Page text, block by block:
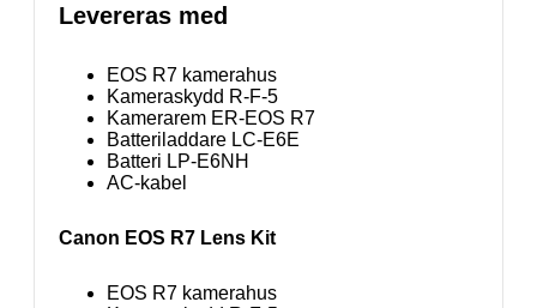
Levereras med
EOS R7 kamerahus
Kameraskydd R-F-5
Kamerarem ER-EOS R7
Batteriladdare LC-E6E
Batteri LP-E6NH
AC-kabel
Canon EOS R7 Lens Kit
EOS R7 kamerahus